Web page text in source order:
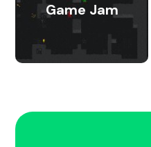
Game Jam